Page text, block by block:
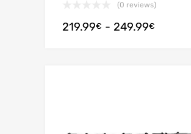
(0 reviews)
219.99€ - 249.99€